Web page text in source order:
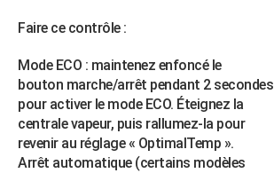
Faire ce contrôle :
Mode ECO : maintenez enfoncé le
bouton marche/arrêt pendant 2 secondes
pour activer le mode ECO. Éteignez la
centrale vapeur, puis rallumez-la pour
revenir au réglage « OptimalTemp ».
Arrêt automatique (certains modèles